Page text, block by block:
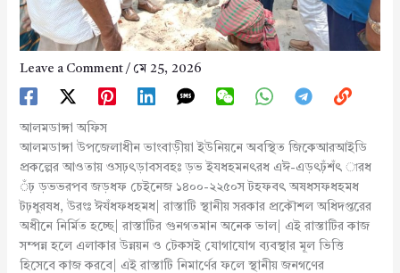
Leave a Comment / মে 25, 2026
আলমডাঙ্গা অফিস
আলমডাঙ্গা উপজেলাধীন ভাংবাড়ীয়া ইউনিয়নে অবস্থিত জিকেআরআইডি
প্রকল্পের আওতায় ওসঢ়ৎড়াবসবহঃ ড়ভ ইযধহমনৎরধ এঈ-এড়ৎঢ়ঁশঁৎ ারধ
ঁঢ় ড়ভভরপব জড়ধফ চেইনেজ ১৪০০-২২৫০স টহফবৎ অষধসফধহমধ
টঢ়ধুরষধ, উরংঃ ঈযঁধফধহমধ| রাস্তাটি স্থানীয় সরকার প্রকৌশল অধিদপ্তরের
অধীনে নির্মিত হচ্ছে| রাস্তাটির গুনগতমান অনেক ভাল| এই রাস্তাটির কাজ
সম্পন্ন হলে এলাকার উন্নয়ন ও টেকসই যোগাযোগ ব্যবস্থার মূল ভিত্তি
হিসেবে কাজ করবে| এই রাস্তাটি নিমার্ণের ফলে স্থানীয় জনগণের